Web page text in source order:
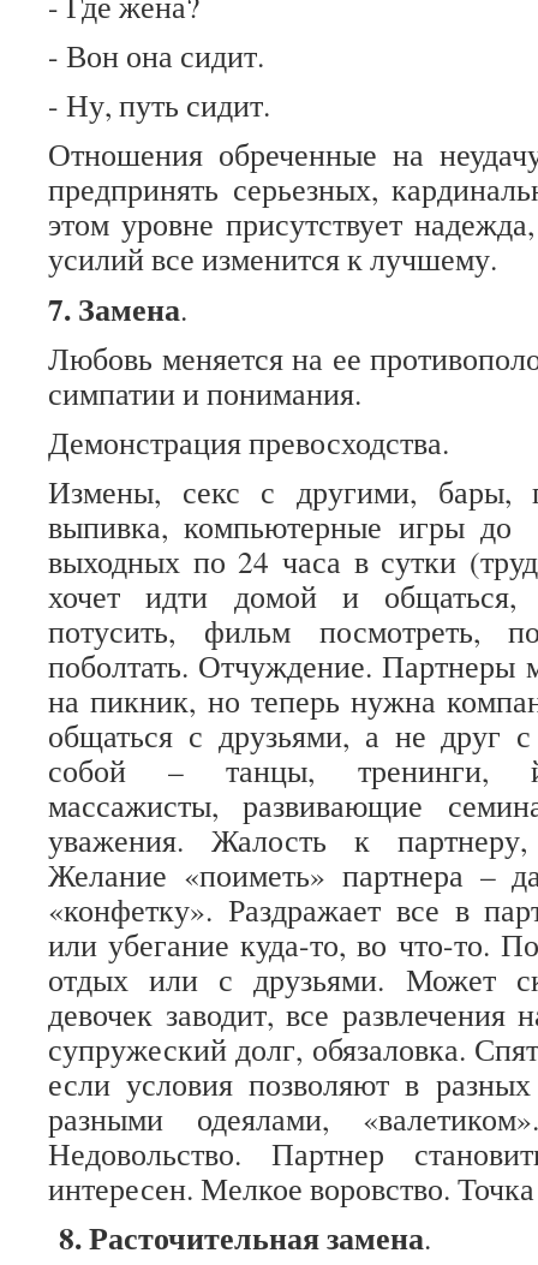
- Вон она сидит.
- Ну, путь сидит.
Отношения обреченные на
предпринять серьезных,
этом уровне присутствует
усилий все изменится к лучшему.
7. Замена.
Любовь меняется на ее
симпатии и понимания.
Демонстрация превосходства.
Измены, секс с другими, бары,
выпивка, компьютерные игры
выходных по 24 часа в сутки
хочет идти домой и
потусить, фильм посмотреть,
поболтать. Отчуждение. Партнеры
на пикник, но теперь нужна
общаться с друзьями, а не друг
собой – танцы, тренинги,
массажисты, развивающие
уважения. Жалость к партнеру,
Желание «поиметь» партнера –
«конфетку». Раздражает все в
или убегание куда-то, во что-то.
отдых или с друзьями. Может
девочек заводит, все развлечения
супружеский долг, обязаловка.
если условия позволяют в
разными одеялами,
Недовольство. Партнер
интересен. Мелкое воровство. Точка
8. Расточительная замена.